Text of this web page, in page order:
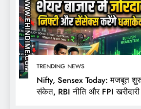
TRENDING NEWS
Nifty, Sensex Today: मजबूत
संकेत, RBI नीति और FPI खरीदारी